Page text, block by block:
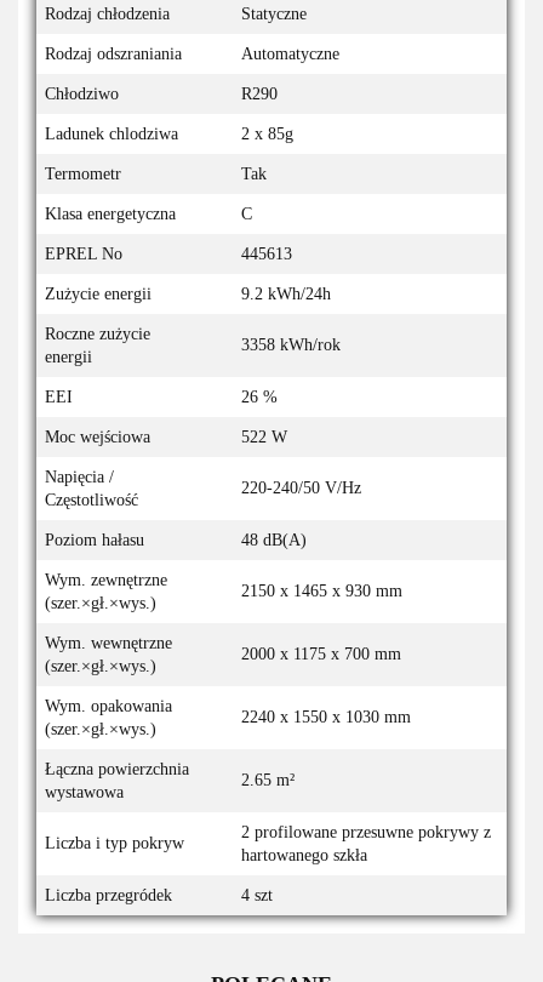
Rodzaj chłodzenia Statyczne
Rodzaj odszraniania Automatyczne
Chłodziwo R290
Ladunek chlodziwa 2 x 85g
Termometr Tak
Klasa energetyczna C
EPREL No 445613
Zużycie energii 9.2 kWh/24h
Roczne zużycie
energii
3358 kWh/rok
EEI 26 %
Moc wejściowa 522 W
Napięcia /
Częstotliwość
220-240/50 V/Hz
Poziom hałasu 48 dB(A)
Wym. zewnętrzne
(szer.×gł.×wys.)
2150 x 1465 x 930 mm
Wym. wewnętrzne
(szer.×gł.×wys.)
2000 x 1175 x 700 mm
Wym. opakowania
(szer.×gł.×wys.)
2240 x 1550 x 1030 mm
Łączna powierzchnia
wystawowa
2.65 m²
Liczba i typ pokryw
2 profilowane przesuwne pokrywy z
hartowanego szkła
Liczba przegródek 4 szt